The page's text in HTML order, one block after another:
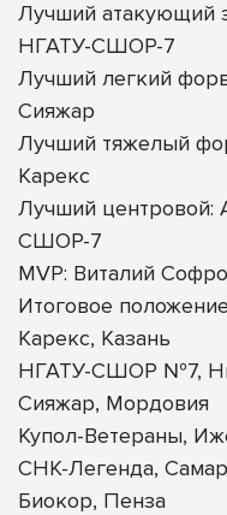
Лучший атакующий
НГАТУ-СШОР-7
Лучший легкий
Сияжар
Лучший тяжелый
Карекс
Лучший
СШОР-7
MVP: Виталий
Итоговое
Карекс, Казань
НГАТУ-СШОР №7,
Сияжар, Мордовия
Купол-Ветераны,
СНК-Легенда,
Биокор, Пенза